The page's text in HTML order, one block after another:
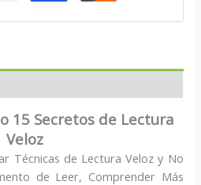
15 Secretos de Lectura
Veloz
Técnicas de Lectura Veloz y No
de Leer, Comprender Más